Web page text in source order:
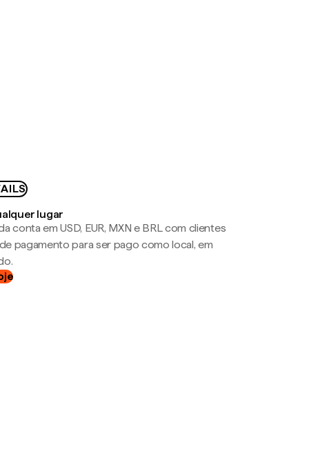
lugar
conta em USD, EUR, MXN e BRL com clientes
pagamento para ser pago como local, em